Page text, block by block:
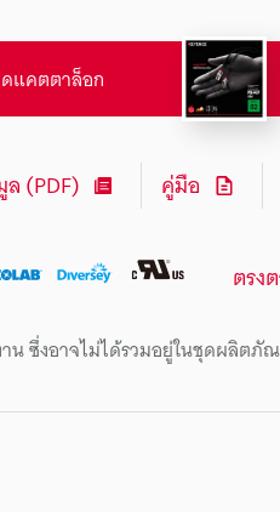
น ซึ่งอาจไม่ได้รวมอยู่ในชุดผลิตภั
แคตตาล็อก
(PDF) คู่มือ
ตรง